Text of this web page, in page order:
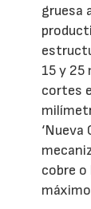
gruesa
15 y 25
cortes
‘Nueva
cobre